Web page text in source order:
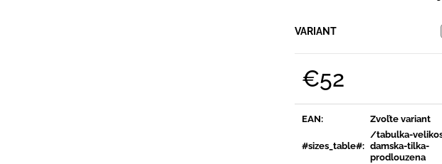
VARIANT
€52
EAN: Zvoľte variant
#sizes_table#:
/tabulka-
damska-tilka-
prodlouzena